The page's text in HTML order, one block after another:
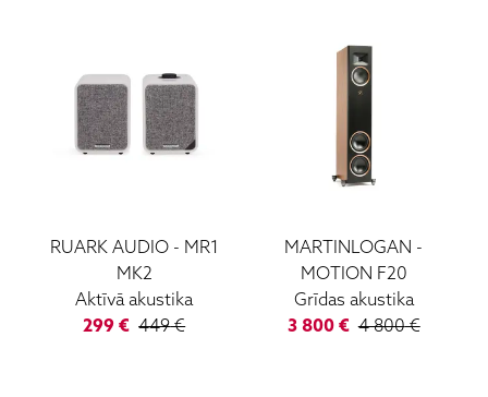
RUARK AUDIO- MR1
MK2
Aktīvā akustika
299 € 449€
MARTINLOGAN -
MOTION F20
Grīdas akustika
3 800€ 4 800€